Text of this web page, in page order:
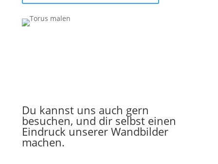
Du kannst uns auch gern
besuchen, und dir selbst einen
Eindruck unserer Wandbilder
machen.